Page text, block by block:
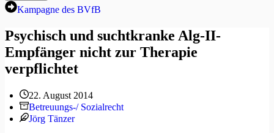
Kampagne des BVfB
Psychisch und suchtkranke Alg-II-
Empfänger nicht zur Therapie
verpflichtet
22. August 2014
Betreuungs-/ Sozialrecht
Jörg Tänzer